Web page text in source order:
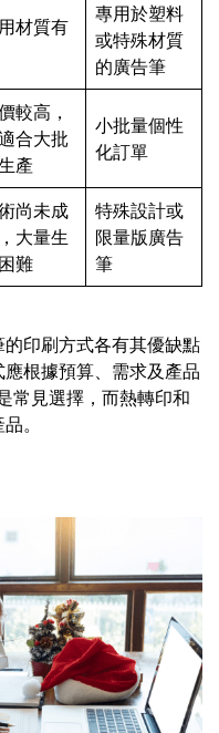
材質有
專用於塑料
或特殊材質
的廣告筆
較高，
合大批
產
小批量個性
化訂單
尚未成
大量生
難
特殊設計或
限量版廣告
筆
印刷方式各有其優缺點
根據預算、需求及產品
常見選擇，而熱轉印和
。